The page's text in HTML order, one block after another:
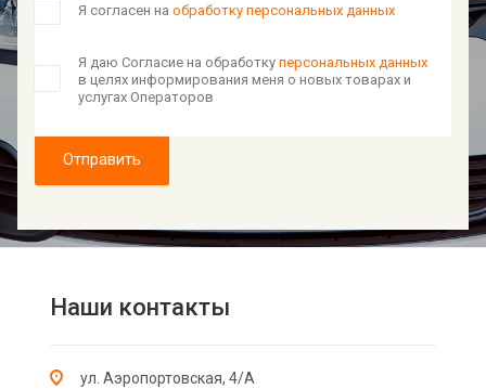
Я согласен на обработку персональных данных
Я даю Согласие на обработку персональных данных
в целях информирования меня о новых товарах и
услугах Операторов
Отправить
Наши контакты
ул. Аэропортовская, 4/А